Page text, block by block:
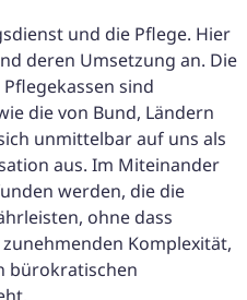
und die Pflege. Hier
deren Umsetzung an. Die
sind
die von Bund, Ländern
unmittelbar auf uns als
aus. Im Miteinander
werden, die die
ohne dass
Komplexität,
bürokratischen